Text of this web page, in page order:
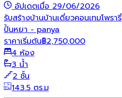
อัปเดตเมื่อ 29/06/2026
รับสร้างบ้านบ้านเดี่ยวคอนเทมโพรารี่
ปั้นหยา - panya
ราคาเริ่มต้น฿2,750,000
4 ห้อง
3 น้ำ
2 ชั้น
143.5 ตร.ม